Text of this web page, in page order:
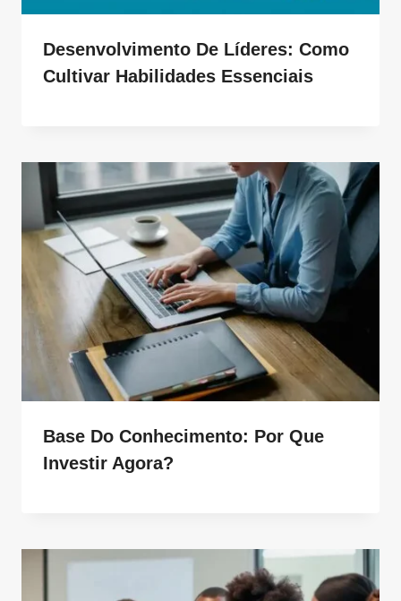
Desenvolvimento De Líderes: Como
Cultivar Habilidades Essenciais
Base Do Conhecimento: Por Que
Investir Agora?